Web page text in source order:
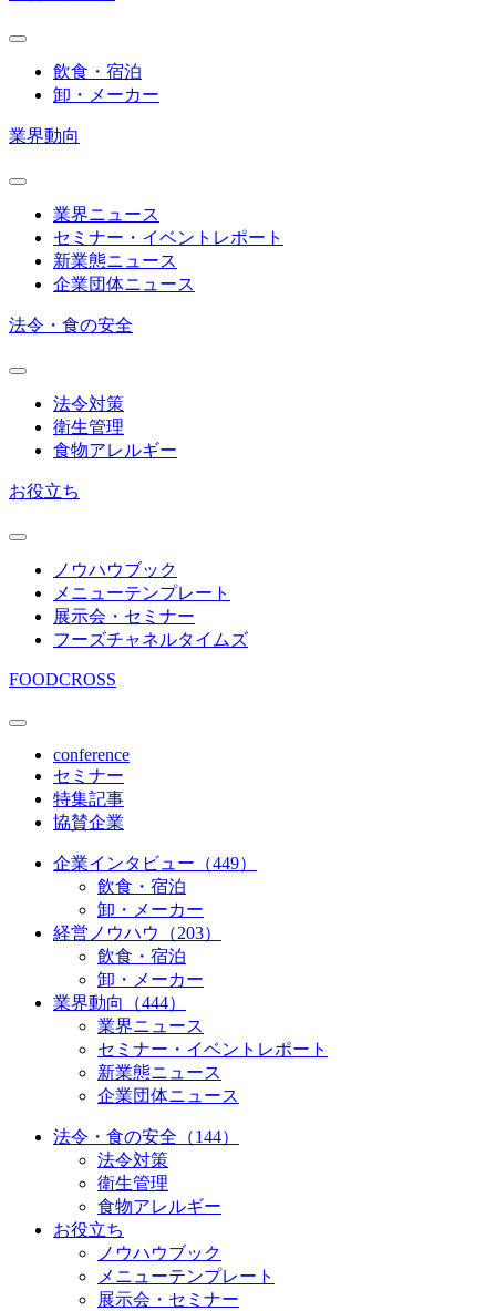
飲食・宿泊
卸・メーカー
業界動向
業界ニュース
セミナー・イベントレポート
新業態ニュース
企業団体ニュース
法令・食の安全
法令対策
衛生管理
食物アレルギー
お役立ち
ノウハウブック
メニューテンプレート
展示会・セミナー
フーズチャネルタイムズ
FOODCROSS
conference
セミナー
特集記事
協賛企業
企業インタビュー（449）
飲食・宿泊
卸・メーカー
経営ノウハウ（203）
飲食・宿泊
卸・メーカー
業界動向（444）
業界ニュース
セミナー・イベントレポート
新業態ニュース
企業団体ニュース
法令・食の安全（144）
法令対策
衛生管理
食物アレルギー
お役立ち
ノウハウブック
メニューテンプレート
展示会・セミナー